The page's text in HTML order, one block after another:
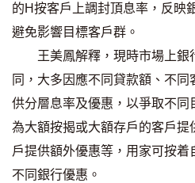
聯絡方法
網上申請按揭轉介
條款及細則
私隱政策
的H按客戶上調封頂息率，反映
避免影響目標客戶群。
王美鳳解釋，現時市場上銀
同，大多因應不同貸款額、不
供分層息率及優惠，以爭取不
為大額按揭或大額存戶的客戶
戶提供額外優惠等，用家可按
不同銀行優惠。